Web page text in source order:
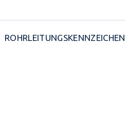
ROHRLEITUNGSKENNZEICHEN